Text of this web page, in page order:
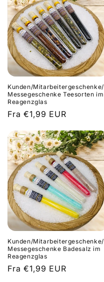
Kunden/Mitarbeitergeschenke/
Messegeschenke Teesorten im
Reagenzglas
Normalpris
Fra €1,99 EUR
Kunden/Mitarbeitergeschenke/
Messegeschenke Badesalz im
Reagenzglas
Normalpris
Fra €1,99 EUR